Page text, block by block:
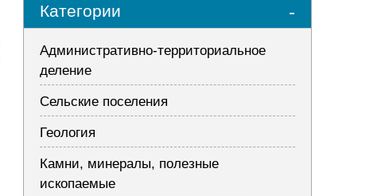
Категории -
Административно-территориальное
деление
Сельские поселения
Геология
Камни, минералы, полезные
ископаемые